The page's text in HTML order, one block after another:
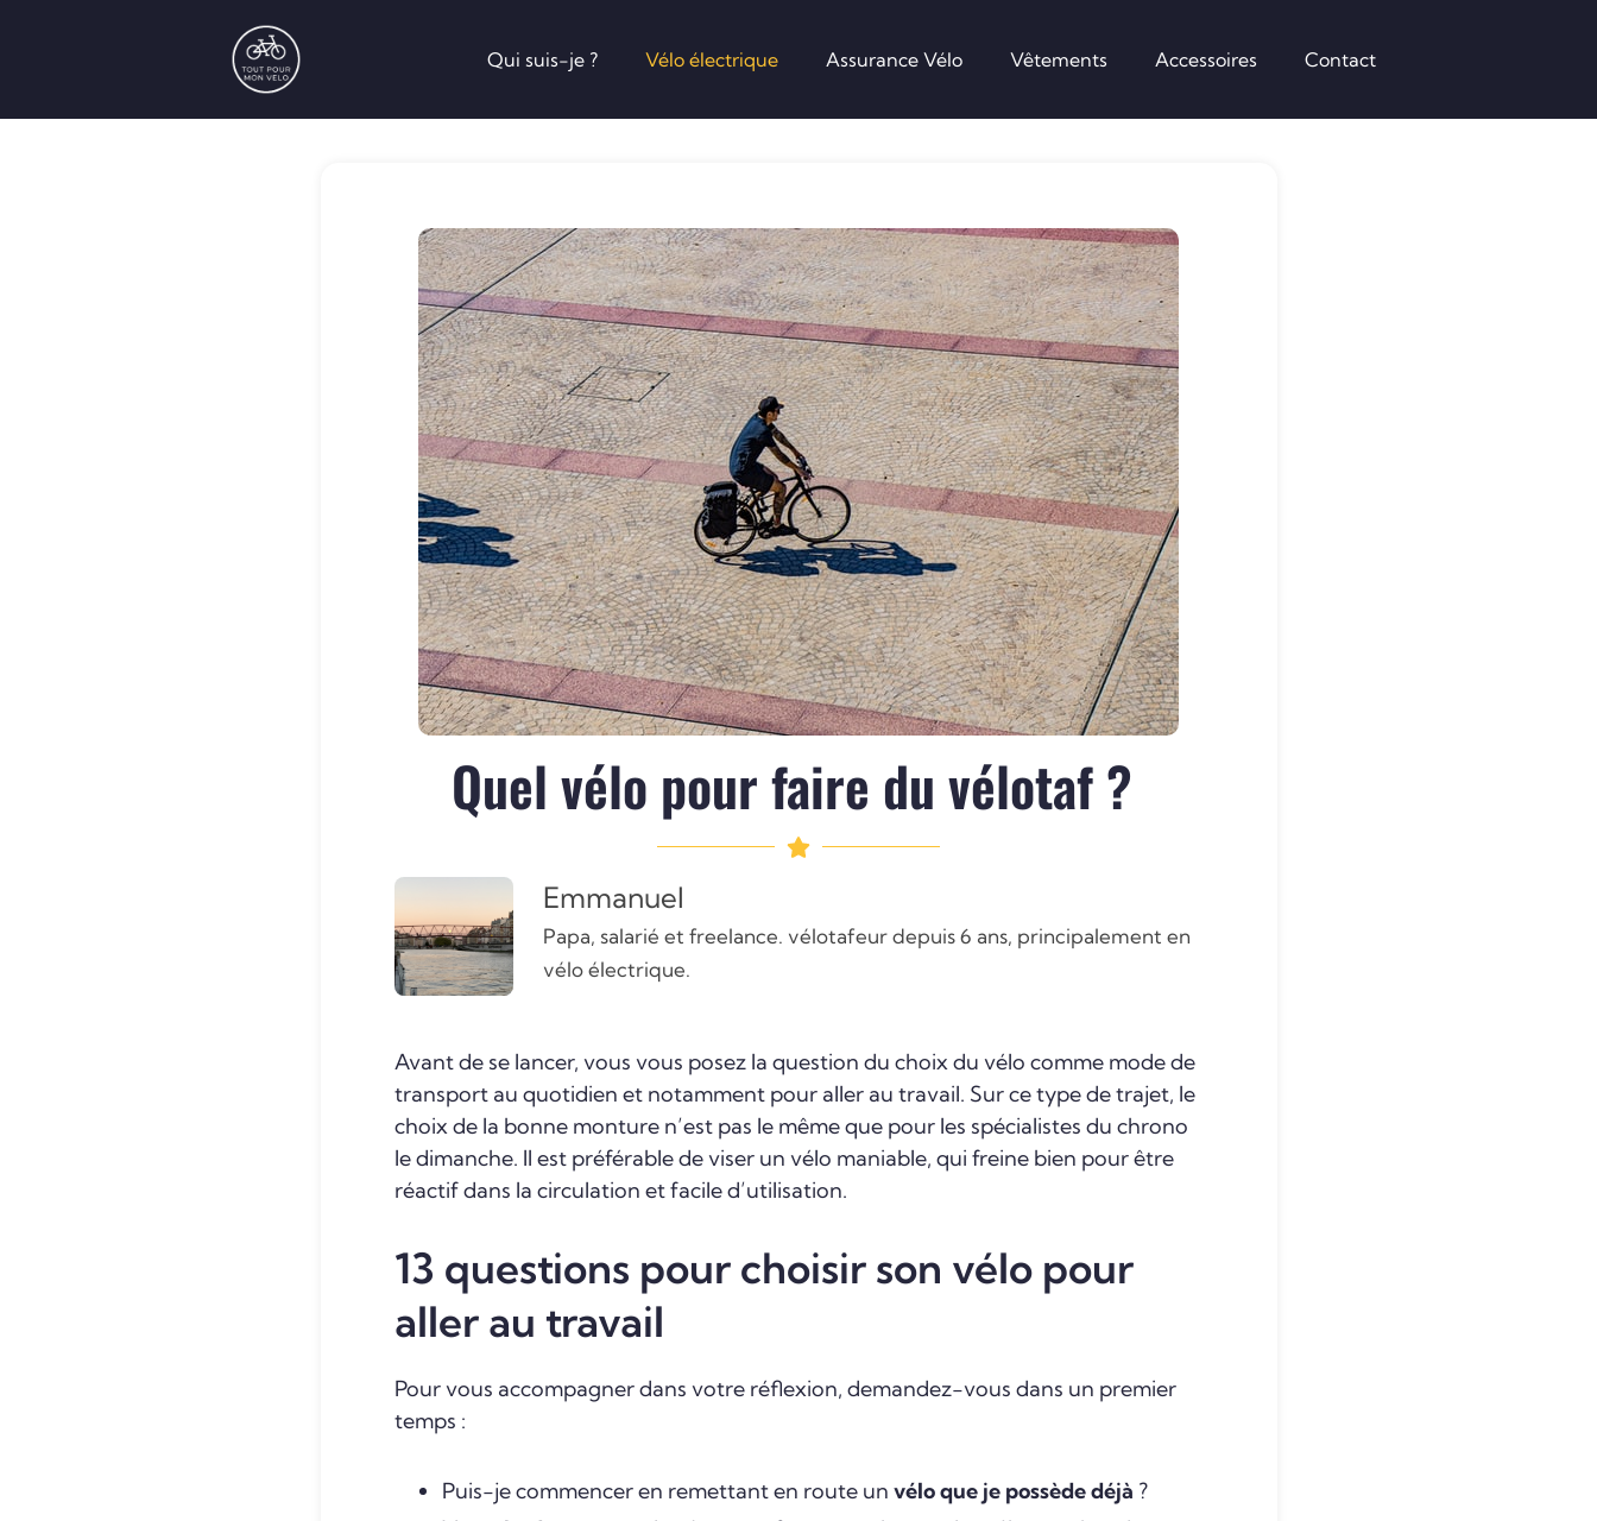
Qui suis-je ? Vélo électrique Assurance Vélo Vêtements Accessoires Contact
Quel vélo pour faire du vélotaf ?
Emmanuel
Papa, salarié et freelance. vélotafeur depuis 6 ans, principalement en
vélo électrique.
Avant de se lancer, vous vous posez la question du choix du vélo comme mode de
transport au quotidien et notamment pour aller au travail. Sur ce type de trajet, le
choix de la bonne monture n’est pas le même que pour les spécialistes du chrono
le dimanche. Il est préférable de viser un vélo maniable, qui freine bien pour être
réactif dans la circulation et facile d’utilisation.
13 questions pour choisir son vélo pour
aller au travail
Pour vous accompagner dans votre réflexion, demandez-vous dans un premier
temps :
Puis-je commencer en remettant en route un vélo que je possède déjà ?